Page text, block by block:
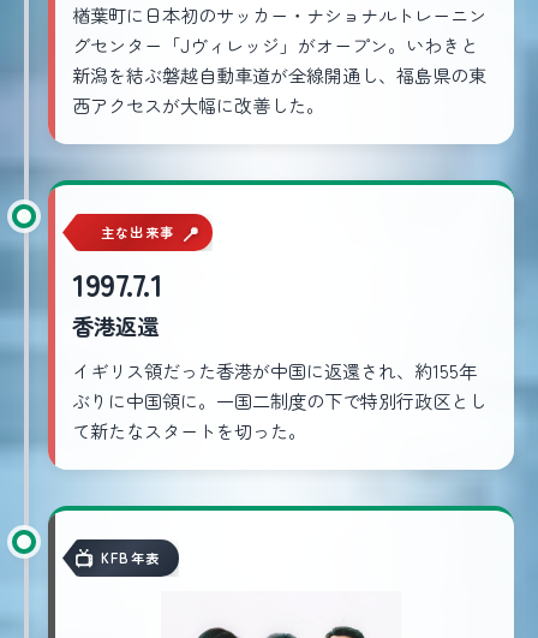
楢葉町に日本初のサッカー・ナショナルトレーニン
グセンター「Jヴィレッジ」がオープン。いわきと
新潟を結ぶ磐越自動車道が全線開通し、福島県の東
西アクセスが大幅に改善した。
主な出来事
1997.7.1
香港返還
イギリス領だった香港が中国に返還され、約155年
ぶりに中国領に。一国二制度の下で特別行政区とし
て新たなスタートを切った。
KFB年表